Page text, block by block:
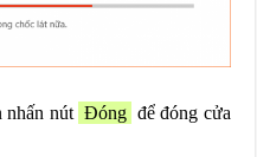
nhấn nút Đóng để đóng cửa